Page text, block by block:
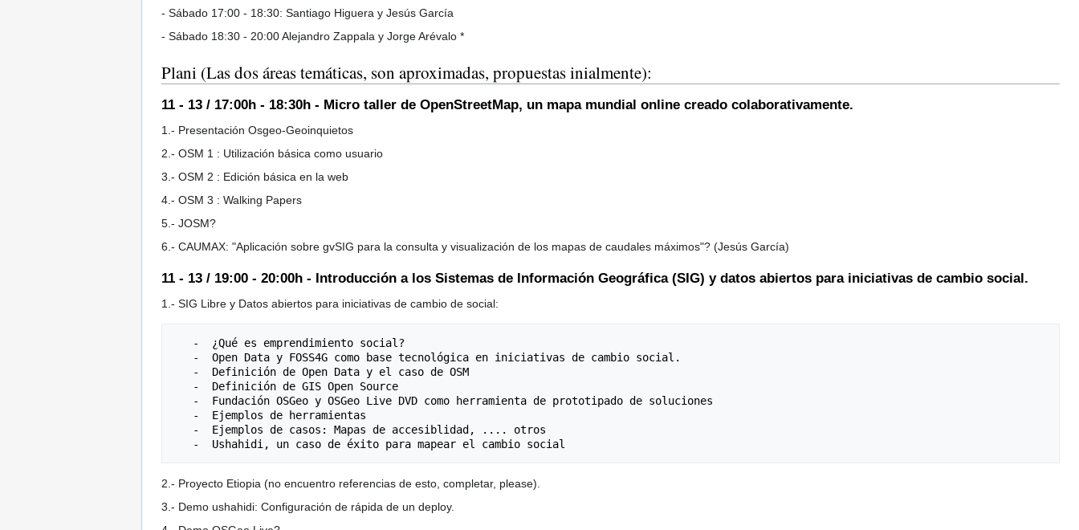
- Sábado 17:00 - 18:30: Santiago Higuera y Jesús García
- Sábado 18:30 - 20:00 Alejandro Zappala y Jorge Arévalo *
Plani (Las dos áreas temáticas, son aproximadas, propuestas inialmente):
11 - 13 / 17:00h - 18:30h - Micro taller de OpenStreetMap, un mapa mundial online creado colaborativamente.
1.- Presentación Osgeo-Geoinquietos
2.- OSM 1 : Utilización básica como usuario
3.- OSM 2 : Edición básica en la web
4.- OSM 3 : Walking Papers
5.- JOSM?
6.- CAUMAX: "Aplicación sobre gvSIG para la consulta y visualización de los mapas de caudales máximos"? (Jesús García)
11 - 13 / 19:00 - 20:00h - Introducción a los Sistemas de Información Geográfica (SIG) y datos abiertos para iniciativas de cambio social.
1.- SIG Libre y Datos abiertos para iniciativas de cambio de social:
2.- Proyecto Etiopia (no encuentro referencias de esto, completar, please).
3.- Demo ushahidi: Configuración de rápida de un deploy.